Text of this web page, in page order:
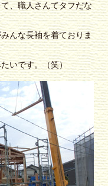
、職人さんてタフだな
んな長袖を着ておりま
いです。（笑）